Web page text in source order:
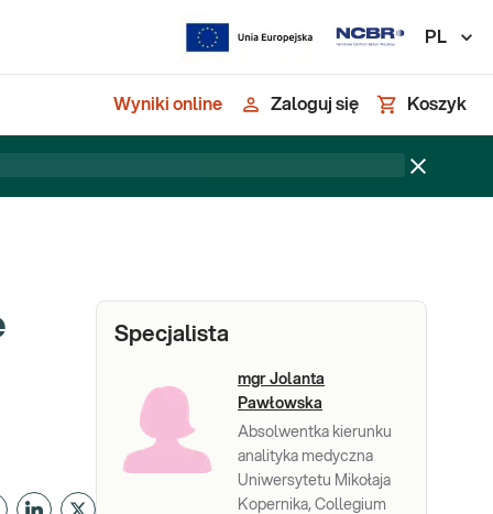
PL
Wyniki online Zaloguj się Koszyk
Specjalista
mgr Jolanta
Pawłowska
Absolwentka kierunku
analityka medyczna
Uniwersytetu Mikołaja
Kopernika, Collegium